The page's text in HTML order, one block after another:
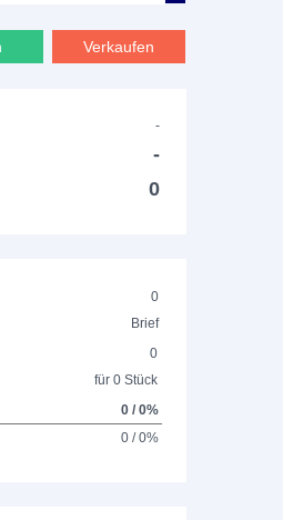
Verkaufen
-
-
0
0
Brief
0
für 0 Stück
0 / 0%
0 / 0%